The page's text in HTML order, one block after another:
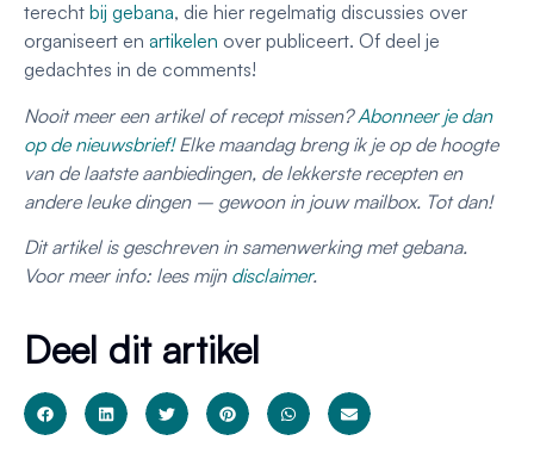
terecht bij gebana, die hier regelmatig discussies over
organiseert en artikelen over publiceert. Of deel je
gedachtes in de comments!
Nooit meer een artikel of recept missen?Abonneer je dan
op de nieuwsbrief!Elke maandag breng ik je op de hoogte
van de laatste aanbiedingen, de lekkerste recepten en
andere leuke dingen – gewoon in jouw mailbox. Tot dan!
Dit artikel is geschreven in samenwerking met gebana.
Voor meer info: lees mijn disclaimer.
Deel dit artikel